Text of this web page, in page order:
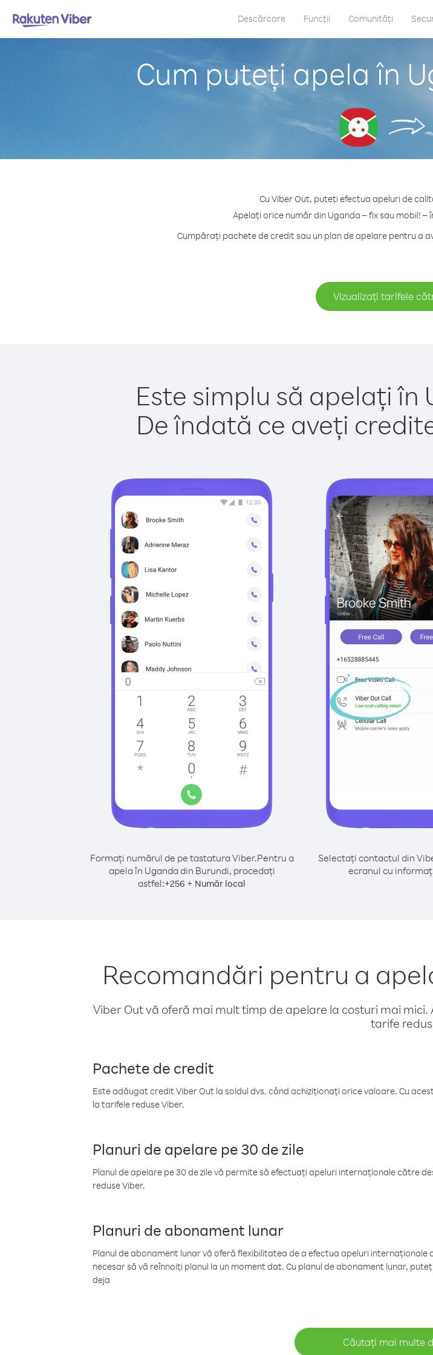
Descărcare Funcții Comunități
Cum puteți apela în
Cu Viber Out, puteți efectua apeluri de
Apelați orice număr din Uganda – fix sau mobil! –
Cumpărați pachete de credit sau un plan de apelare pentru a
Vizualizați tarifele
Este simplu să apelați în
De îndată ce aveți
Formați numărul de pe tastatura Viber.Pentru a
apela în Uganda din Burundi, procedați
astfel:+256 + Număr local
Selectați contactul din
ecranul cu
Recomandări pentru a
Viber Out vă oferă mai mult timp de apelare la costuri mai
tarife
Pachete de credit
Este adăugat credit Viber Out la soldul dvs. când achiziționați orice valoare. Cu
la tarifele reduse Viber.
Planuri de apelare pe 30 de zile
Planul de apelare pe 30 de zile vă permite să efectuați apeluri internaționale către
reduse Viber.
Planuri de abonament lunar
Planul de abonament lunar vă oferă flexibilitatea de a efectua apeluri internaționale
necesar să vă reînnoiți planul la un moment dat. Cu planul de abonament lunar,
deja
Căutați mai multe